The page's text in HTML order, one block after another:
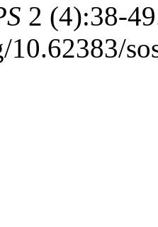
2 (4):38-
10.62383/